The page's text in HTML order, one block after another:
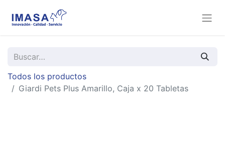
Todos los productos
Giardi Pets Plus Amarillo, Caja x 20 Tabletas